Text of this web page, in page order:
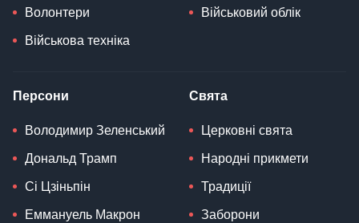
Волонтери
Військова техніка
Військовий облік
Персони
Володимир Зеленський
Дональд Трамп
Сі Цзіньпін
Еммануель Макрон
Свята
Церковні свята
Народні прикмети
Традиції
Заборони